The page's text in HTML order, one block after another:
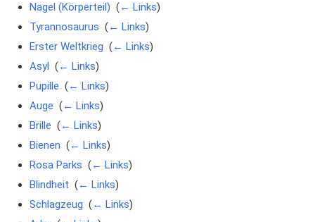
Nagel (Körperteil) (← Links)
Tyrannosaurus (← Links)
Erster Weltkrieg (← Links)
Asyl (← Links)
Pupille (← Links)
Auge (← Links)
Brille (← Links)
Bienen (← Links)
Rosa Parks (← Links)
Blindheit (← Links)
Schlagzeug (← Links)